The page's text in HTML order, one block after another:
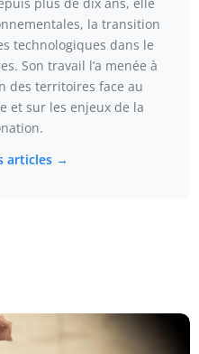
la transition
technologiques dans le
Son travail l’a menée à
des territoires face au
et sur les enjeux de la
articles →